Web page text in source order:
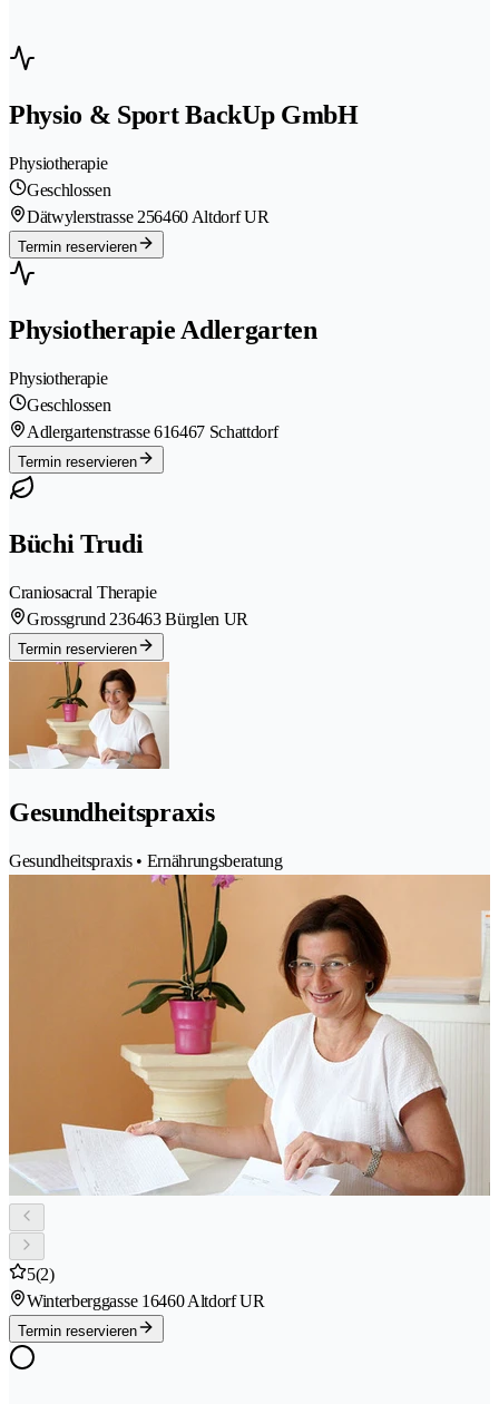
Physio & Sport BackUp GmbH
Physiotherapie
Geschlossen
Dätwylerstrasse 256460 Altdorf UR
Termin reservieren
Physiotherapie Adlergarten
Physiotherapie
Geschlossen
Adlergartenstrasse 616467 Schattdorf
Termin reservieren
Büchi Trudi
Craniosacral Therapie
Grossgrund 236463 Bürglen UR
Termin reservieren
Gesundheitspraxis
Gesundheitspraxis • Ernährungsberatung
5(2)
Winterberggasse 16460 Altdorf UR
Termin reservieren